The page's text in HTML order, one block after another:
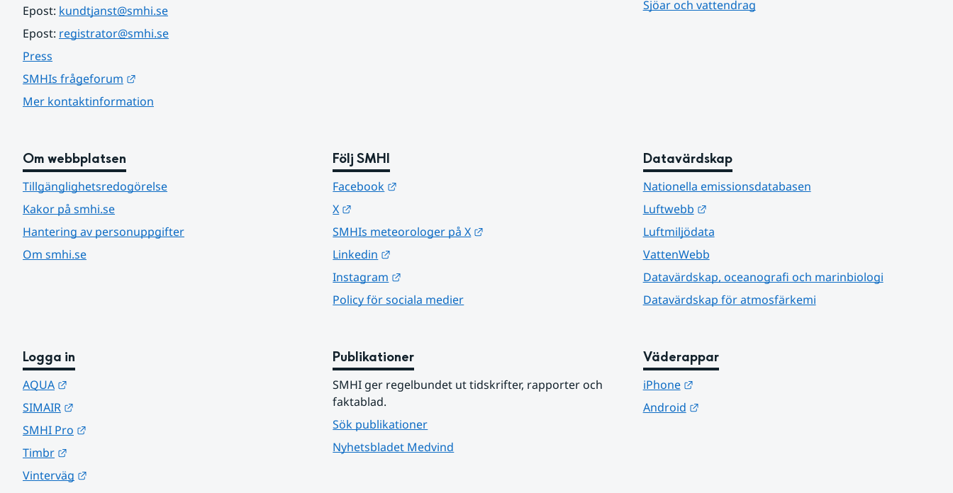
Epost: kundtjanst@smhi.se
Epost: registrator@smhi.se
Press
SMHIs frågeforum
Mer kontaktinformation
Sjöar och vattendrag
Om webbplatsen
Tillgänglighetsredogörelse
Kakor på smhi.se
Hantering av personuppgifter
Om smhi.se
Följ SMHI
Facebook
X
SMHIs meteorologer på X
Linkedin
Instagram
Policy för sociala medier
Datavärdskap
Nationella emissionsdatabasen
Luftwebb
Länk till annan webbplats.
Luftmiljödata
VattenWebb
Datavärdskap, oceanografi och marinbiologi
Datavärdskap för atmosfärkemi
Logga in
AQUA
SIMAIR
SMHI Pro
Timbr
Vinterväg
Publikationer
SMHI ger regelbundet ut tidskrifter, rapporter och
faktablad.
Sök publikationer
Nyhetsbladet Medvind
Väderappar
iPhone
Länk till annan webbplats.
Android
Länk till annan webbplats.